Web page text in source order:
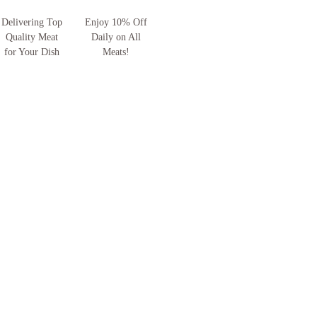
Delivering Top
Quality Meat
for Your Dish
Enjoy 10% Off
Daily on All
Meats!